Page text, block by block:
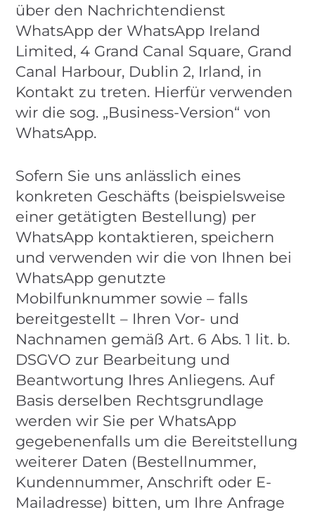
über den Nachrichtendienst
WhatsApp der WhatsApp Ireland
Limited, 4 Grand Canal Square, Grand
Canal Harbour, Dublin 2, Irland, in
Kontakt zu treten. Hierfür verwenden
wir die sog. „Business-Version“ von
WhatsApp.
Sofern Sie uns anlässlich eines
konkreten Geschäfts (beispielsweise
einer getätigten Bestellung) per
WhatsApp kontaktieren, speichern
und verwenden wir die von Ihnen bei
WhatsApp genutzte
Mobilfunknummer sowie – falls
bereitgestellt – Ihren Vor- und
Nachnamen gemäß Art. 6 Abs. 1 lit. b.
DSGVO zur Bearbeitung und
Beantwortung Ihres Anliegens. Auf
Basis derselben Rechtsgrundlage
werden wir Sie per WhatsApp
gegebenenfalls um die Bereitstellung
weiterer Daten (Bestellnummer,
Kundennummer, Anschrift oder E-
Mailadresse) bitten, um Ihre Anfrage